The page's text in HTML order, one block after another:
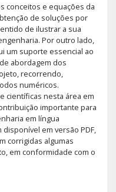
conceitos e equações da
de soluções por
de ilustrar a sua
Por outro lado,
um suporte essencial ao
abordagem dos
recorrendo,
numéricos.
científicas nesta área em
importante para
em língua
em versão PDF,
corrigidas algumas
em conformidade com o